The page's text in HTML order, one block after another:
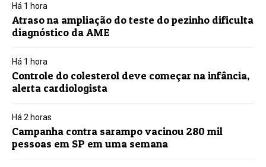
Há 1 hora
Atraso na ampliação do teste do pezinho dificulta
diagnóstico da AME
Há 1 hora
Controle do colesterol deve começar na infância,
alerta cardiologista
Há 2 horas
Campanha contra sarampo vacinou 280 mil
pessoas em SP em uma semana